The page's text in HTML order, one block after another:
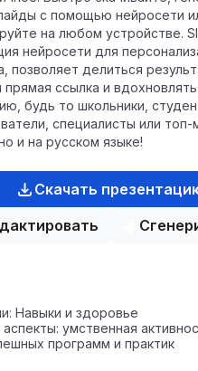
с помощью нейросети
на любом устройстве.
нейросети для
позволяет делиться
прямая ссылка и вдохновлять
будь то школьники,
специалисты или
и на русском языке!
Скачать
Навыки и здоровье
умственная
программ и практик